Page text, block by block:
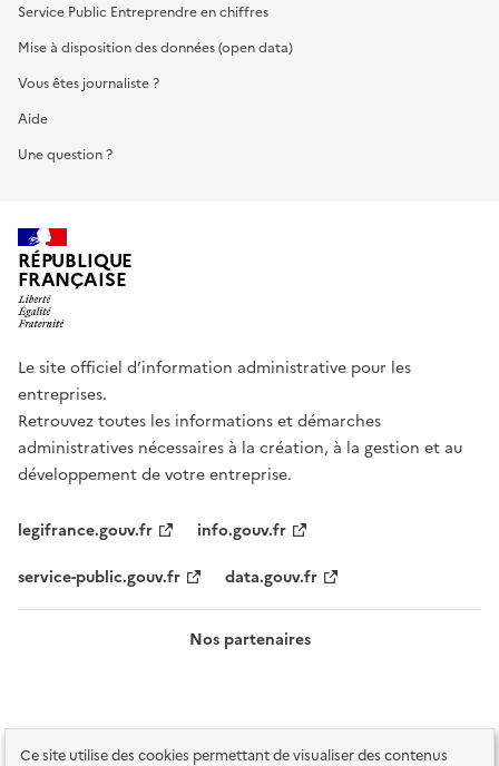
Ce site utilise des cookies permettant de visualiser des contenus
Service Public Entreprendre en chiffres
Mise à disposition des données (open data)
Vous êtes journaliste ?
Aide
Une question ?
RÉPUBLIQUE
FRANÇAISE
Le site officiel d’information administrative pour les
entreprises.
Retrouvez toutes les informations et démarches
administratives nécessaires à la création, à la gestion et au
développement de votre entreprise.
legifrance.gouv.fr
info.gouv.fr
service-public.gouv.fr
data.gouv.fr
Nos partenaires